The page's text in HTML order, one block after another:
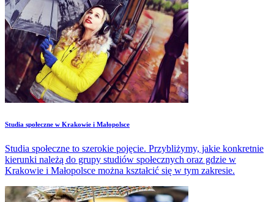
Studia społeczne w Krakowie i Małopolsce
Studia społeczne to szerokie pojęcie. Przybliżymy, jakie konkretnie
kierunki należą do grupy studiów społecznych oraz gdzie w
Krakowie i Małopolsce można kształcić się w tym zakresie.